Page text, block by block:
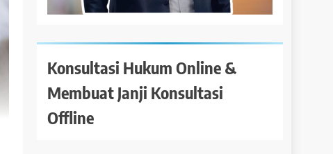
Konsultasi Hukum Online &
Membuat Janji Konsultasi
Offline